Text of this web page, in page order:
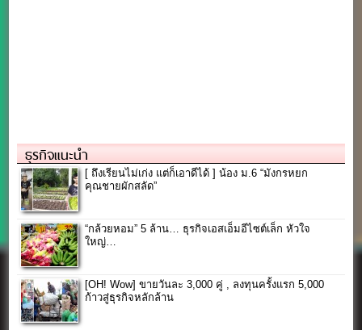
ธุรกิจแนะนำ
[ ถึงเรียนไม่เก่ง แต่ก็เอาดีได้ ] น้อง ม.6 “มังกรหยก
คุณชายผักสลัด”
“กล้วยหอม” 5 ล้าน… ธุรกิจเอสเอ็มอีไซต์เล็ก หัวใจ
ใหญ่…
[OH! Wow] ขายวันละ 3,000 คู่ , ลงทุนครั้งแรก 5,000
ก้าวสู่ธุรกิจหลักล้าน